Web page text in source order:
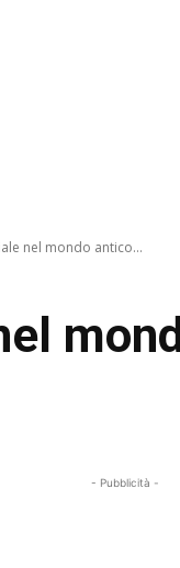
nel mondo antico...
- Pubblicità -